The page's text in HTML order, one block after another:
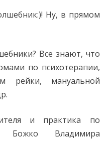
Ну, в прямом
Все знают, что
по психотерапии,
рейки, мануальной
и практика по
Божко Владимира